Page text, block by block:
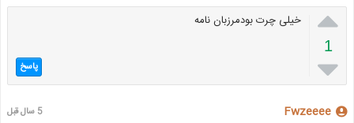

1

خیلی چرت بودمرزبان نامه
پاسخ
Fwzeeee 5 سال قبل